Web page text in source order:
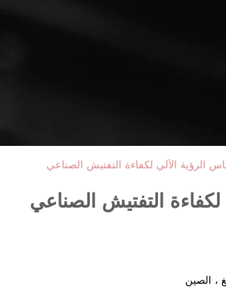
الرؤية الآلي لكفاءة التفتيش الصناعي
التفتيش الصناعي
، الصين